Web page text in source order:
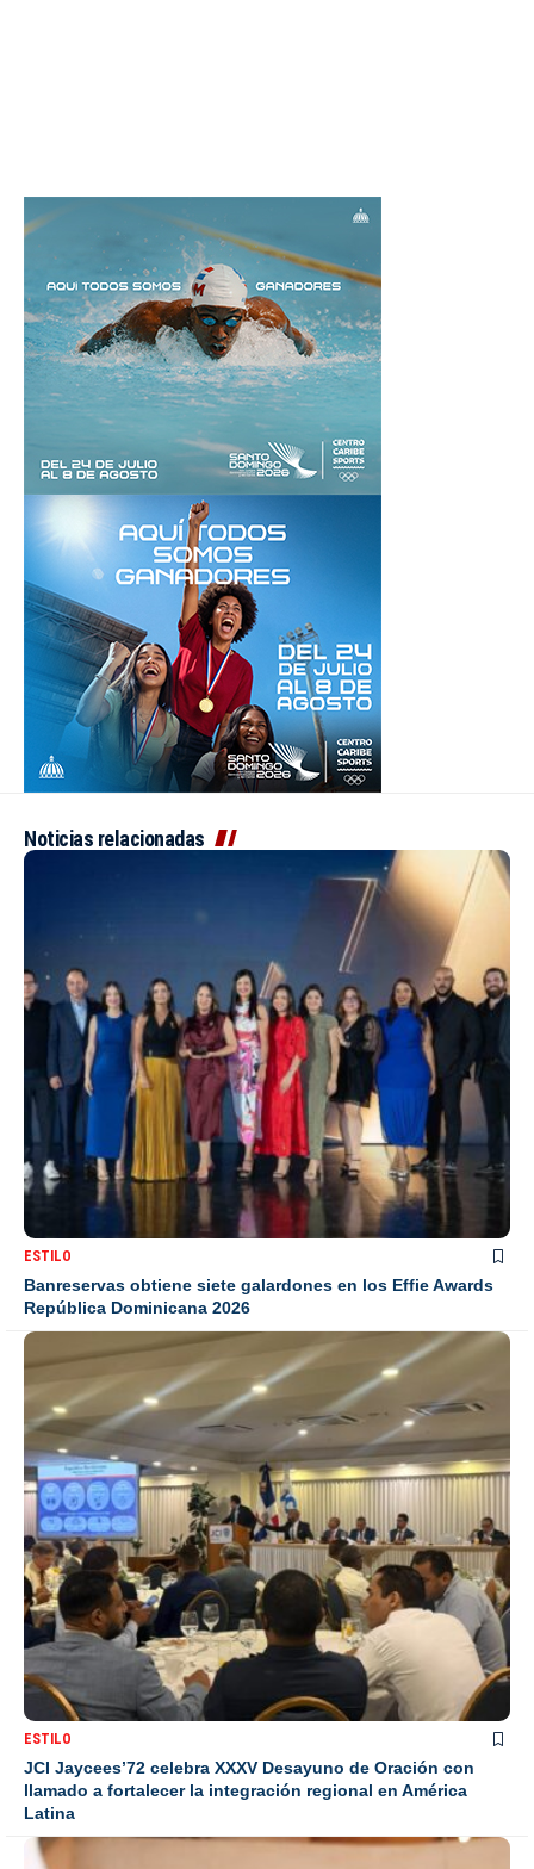
Noticias relacionadas
ESTILO
Banreservas obtiene siete galardones en los Effie Awards
República Dominicana 2026
ESTILO
JCI Jaycees’72 celebra XXXV Desayuno de Oración con
llamado a fortalecer la integración regional en América
Latina